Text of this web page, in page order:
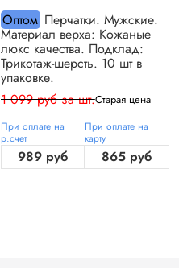
ОптомПерчатки. Мужские.
Материал верха: Кожаные
люкс качества. Подклад:
Трикотаж-шерсть. 10 шт в
упаковке.
1 099 руб за шт.Старая цена
При оплате на
р.счет
989 руб
При оплате на
карту
865 руб